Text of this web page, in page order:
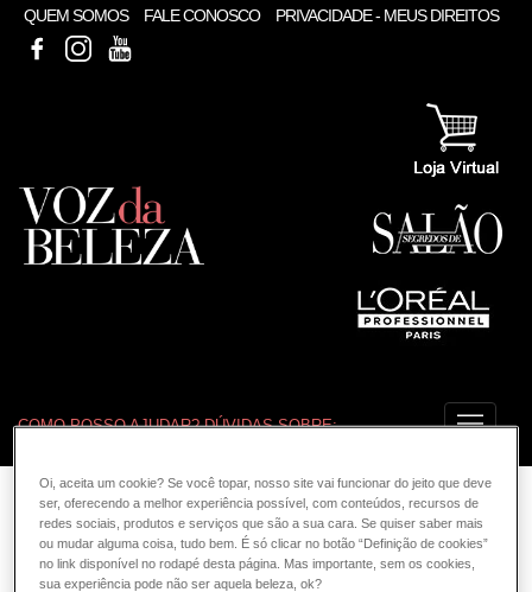
QUEM SOMOS FALE CONOSCO
PRIVACIDADE - MEUS DIREITOS
FACEBOOKINSTAGRAM
COMO POSSO AJUDAR? DÚVIDAS SOBRE:
COLORAÇÃO
CABELO
VOZ DA BELEZA L'ORÉAL PROFESSIONNEL
Busca para: styling
Oi, aceita um cookie? Se você topar, nosso site vai funcionar do jeito que deve
ser, oferecendo a melhor experiência possível, com conteúdos, recursos de
redes sociais, produtos e serviços que são a sua cara. Se quiser saber mais
ou mudar alguma coisa, tudo bem. É só clicar no botão “Definição de cookies”
no link disponível no rodapé desta página. Mas importante, sem os cookies,
sua experiência pode não ser aquela beleza, ok?